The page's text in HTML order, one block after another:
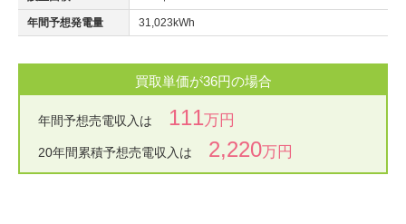
年間予想発電量 31,023kWh
買取単価が36円の場合
年間予想売電収入は 111万円
20年間累積予想売電収入は 2,220万円